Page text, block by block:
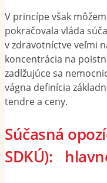
V princípe však
pokračovala vláda
v zdravotníctve veľmi
koncentrácia na
zadlžujúce sa
vágna definícia
tendre a ceny.
Súčasná
SDKÚ):